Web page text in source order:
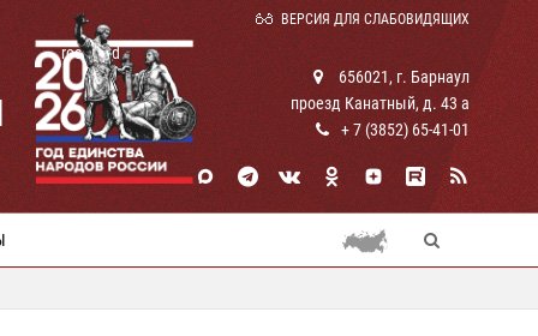
ВЕРСИЯ ДЛЯ СЛАБОВИДЯЩИХ
rosguard
656021, г. Барнаул
проезд Канатный, д. 43 а
+ 7 (3852) 65-41-01